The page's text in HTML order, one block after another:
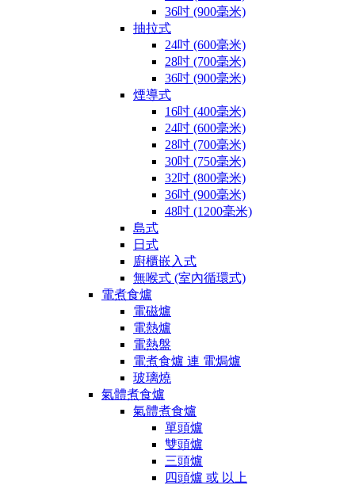
36吋 (900毫米)
抽拉式
24吋 (600毫米)
28吋 (700毫米)
36吋 (900毫米)
煙導式
16吋 (400毫米)
24吋 (600毫米)
28吋 (700毫米)
30吋 (750毫米)
32吋 (800毫米)
36吋 (900毫米)
48吋 (1200毫米)
島式
日式
廚櫃嵌入式
無喉式 (室內循環式)
電煮食爐
電磁爐
電熱爐
電熱盤
電煮食爐 連 電焗爐
玻璃燒
氣體煮食爐
氣體煮食爐
單頭爐
雙頭爐
三頭爐
四頭爐 或 以上